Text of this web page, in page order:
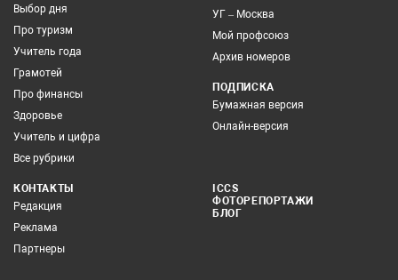
Выбор дня
Про туризм
Учитель года
Грамотей
Про финансы
Здоровье
Учитель и цифра
Все рубрики
УГ – Москва
Мой профсоюз
Архив номеров
ПОДПИСКА
Бумажная версия
Онлайн-версия
КОНТАКТЫ
Редакция
Реклама
Партнеры
ICCS
ФОТОРЕПОРТАЖИ
БЛОГ